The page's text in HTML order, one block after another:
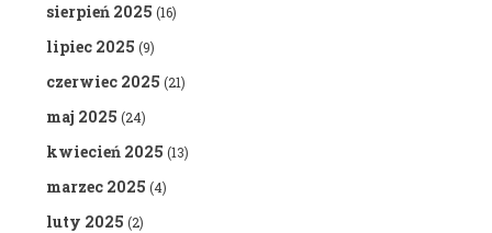
sierpień 2025 (16)
lipiec 2025 (9)
czerwiec 2025 (21)
maj 2025 (24)
kwiecień 2025 (13)
marzec 2025 (4)
luty 2025 (2)